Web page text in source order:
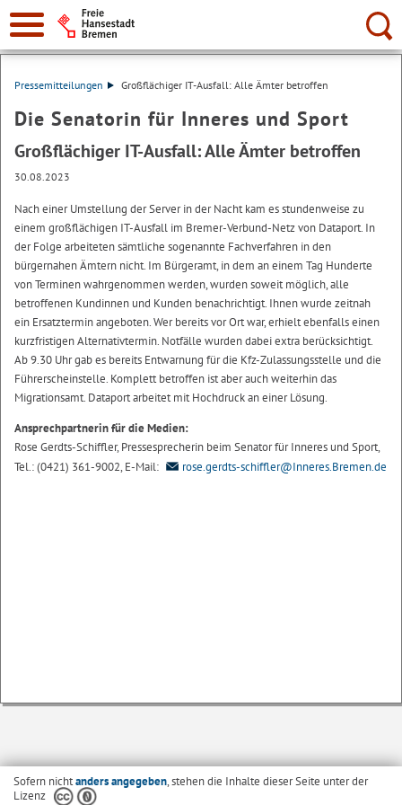
Suche:
Pressemitteilungen Großflächiger IT-Ausfall: Alle Ämter betroffen
Die Senatorin für Inneres und Sport
Großflächiger IT-Ausfall: Alle Ämter betroffen
30.08.2023
Nach einer Umstellung der Server in der Nacht kam es stundenweise zu
einem großflächigen IT-Ausfall im Bremer-Verbund-Netz von Dataport. In
der Folge arbeiteten sämtliche sogenannte Fachverfahren in den
bürgernahen Ämtern nicht. Im Bürgeramt, in dem an einem Tag Hunderte
von Terminen wahrgenommen werden, wurden soweit möglich, alle
betroffenen Kundinnen und Kunden benachrichtigt. Ihnen wurde zeitnah
ein Ersatztermin angeboten. Wer bereits vor Ort war, erhielt ebenfalls einen
kurzfristigen Alternativtermin. Notfälle wurden dabei extra berücksichtigt.
Ab 9.30 Uhr gab es bereits Entwarnung für die Kfz-Zulassungsstelle und die
Führerscheinstelle. Komplett betroffen ist aber auch weiterhin das
Migrationsamt. Dataport arbeitet mit Hochdruck an einer Lösung.
Ansprechpartnerin für die Medien:
Rose Gerdts-Schiffler, Pressesprecherin beim Senator für Inneres und Sport,
Tel.: (0421) 361-9002, E-Mail:
rose.gerdts-schiffler@Inneres.Bremen.de
Sofern nichtanders angegeben, stehen die Inhalte dieser Seite unter der
Lizenz